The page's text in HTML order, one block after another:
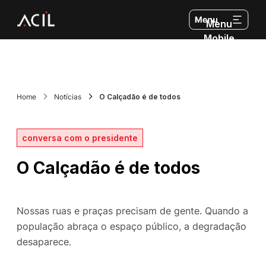
Menu
Mobile
Home Notícias O Calçadão é de todos
conversa com o presidente
O Calçadão é de todos
Nossas ruas e praças precisam de gente. Quando a
população abraça o espaço público, a degradação
desaparece.